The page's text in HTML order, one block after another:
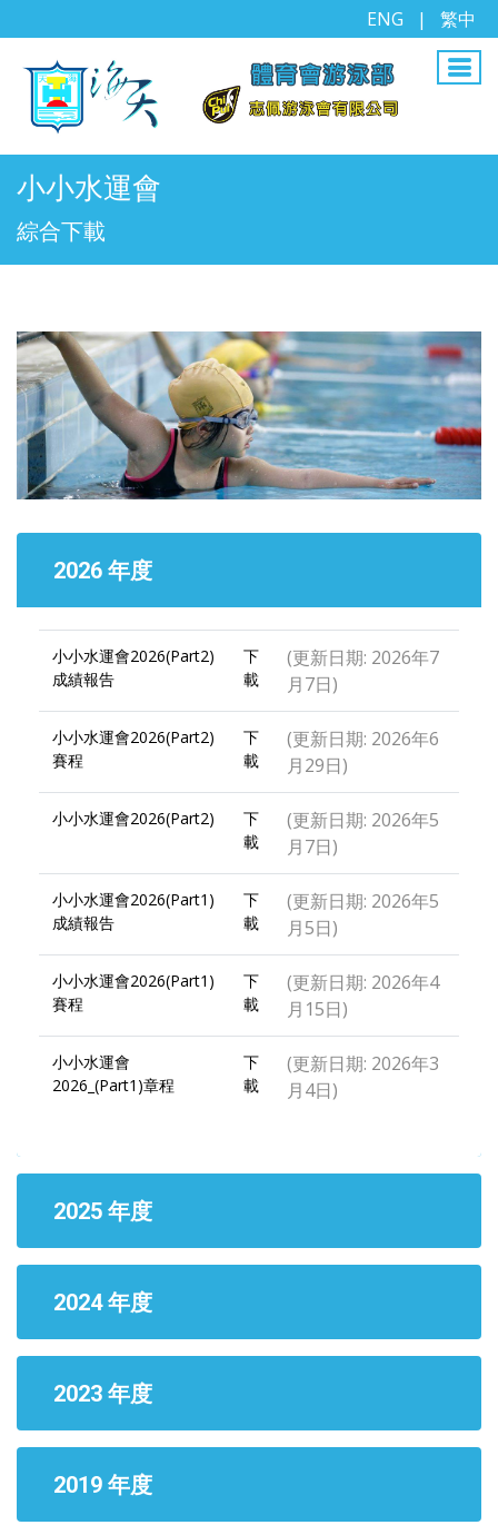
ENG | 繁中
小小水運會
綜合下載
2026 年度
小小水運會2026(Part2)
成績報告
下
載
(更新日期: 2026年7
月7日)
小小水運會2026(Part2)
賽程
下
載
(更新日期: 2026年6
月29日)
小小水運會2026(Part2)
下
載
(更新日期: 2026年5
月7日)
小小水運會2026(Part1)
成績報告
下
載
(更新日期: 2026年5
月5日)
小小水運會2026(Part1)
賽程
下
載
(更新日期: 2026年4
月15日)
小小水運會
2026_(Part1)章程
下
載
(更新日期: 2026年3
月4日)
2025 年度
2024 年度
2023 年度
2019 年度